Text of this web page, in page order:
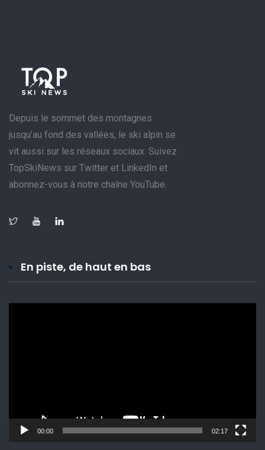
Depuis le sommet des montagnes
jusqu’au fond des vallées, le ski alpin se
vit aussi sur les réseaux sociaux. Suivez
TopSkiNews sur Twitter et LinkedIn et
abonnez-vous à notre chaîne YouTube.
En piste, de haut en bas
00:00 02:17